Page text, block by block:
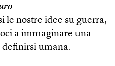
le nostre idee su guerra,
a immaginare una
definirsi umana.